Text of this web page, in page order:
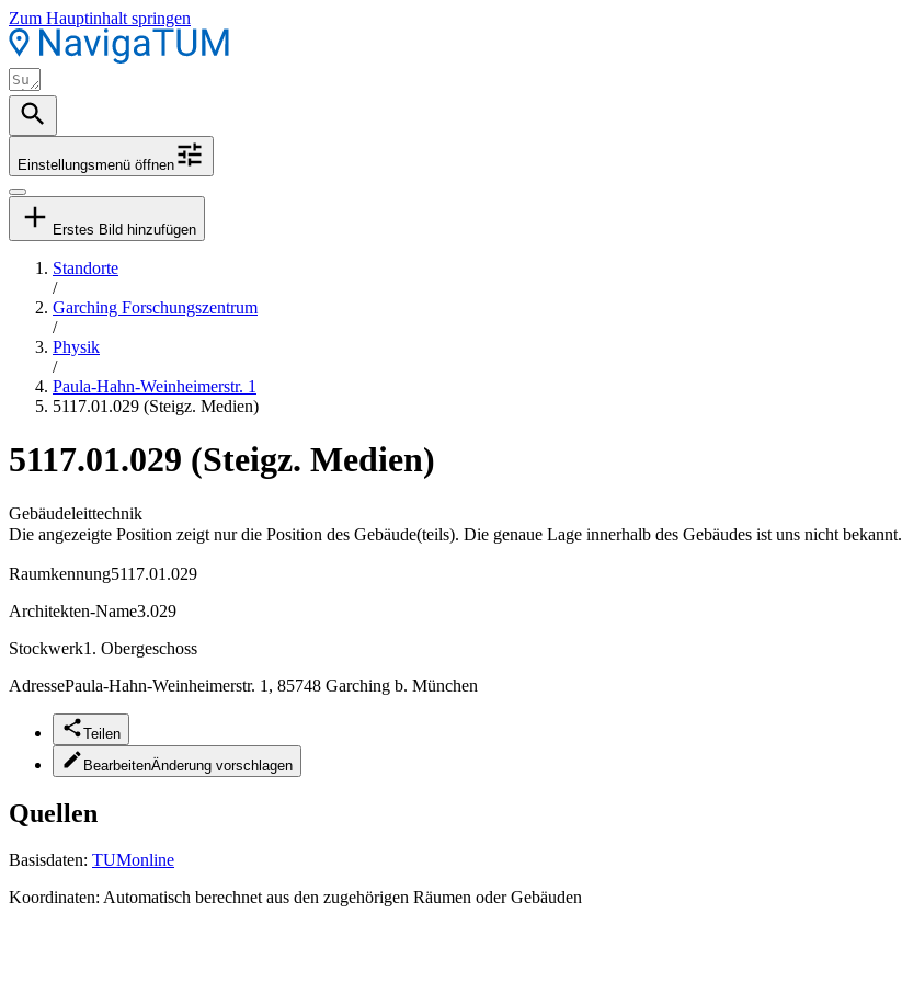
Zum Hauptinhalt springen
Einstellungsmenü öffnen
Erstes Bild hinzufügen
Standorte
/
Garching Forschungszentrum
/
Physik
/
Paula-Hahn-Weinheimerstr. 1
5117.01.029 (Steigz. Medien)
5117.01.029 (Steigz. Medien)
Gebäudeleittechnik
Die angezeigte Position zeigt nur die Position des Gebäude(teils). Die genaue Lage innerhalb des Gebäudes ist uns nicht bekannt.
Raumkennung5117.01.029
Architekten-Name3.029
Stockwerk1. Obergeschoss
AdressePaula-Hahn-Weinheimerstr. 1, 85748 Garching b. München
Teilen
BearbeitenÄnderung vorschlagen
Quellen
Basisdaten: TUMonline
Koordinaten: Automatisch berechnet aus den zugehörigen Räumen oder Gebäuden